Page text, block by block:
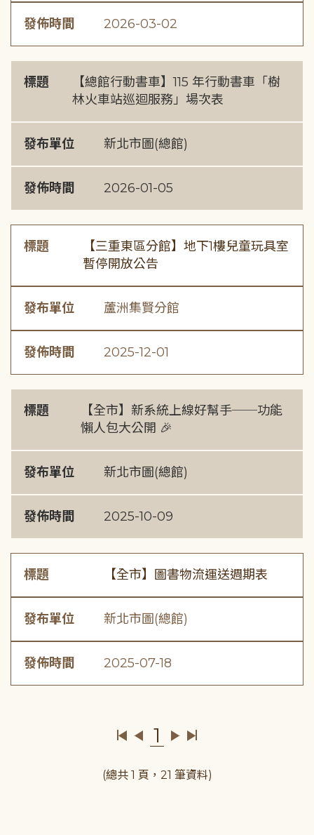
發佈時間 2026-03-02
標題
【總館行動書車】115 年行動書車「樹
林火車站巡迴服務」場次表
發布單位 新北市圖(總館)
發佈時間 2026-01-05
標題
【三重東區分館】地下1樓兒童玩具室
暫停開放公告
發布單位 蘆洲集賢分館
發佈時間 2025-12-01
標題
【全市】新系統上線好幫手──功能
懶人包大公開 🎉
發布單位 新北市圖(總館)
發佈時間 2025-10-09
標題 【全市】圖書物流運送週期表
發布單位 新北市圖(總館)
發佈時間 2025-07-18
1
(總共 1 頁，21 筆資料)